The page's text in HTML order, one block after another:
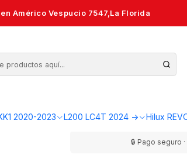
2020-2023 L200 LC4T 2024 -> Hilux
REVO 2016-2023
Jgo (par).
Cantidad
🔒 Pago seguro